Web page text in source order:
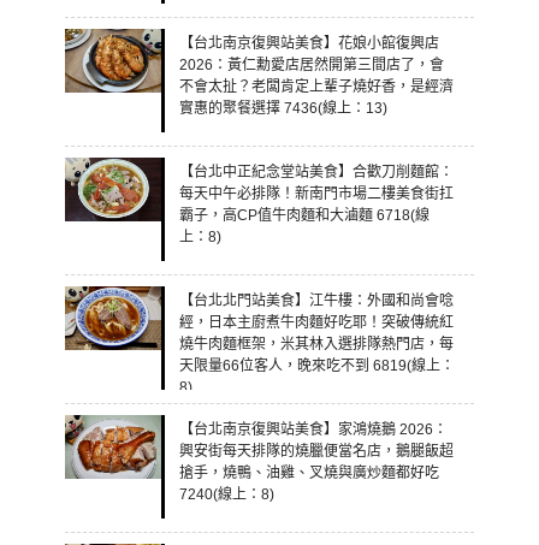
【台北南京復興站美食】花娘小館復興店
2026：黃仁勳愛店居然開第三間店了，會
不會太扯？老闆肯定上輩子燒好香，是經濟
實惠的聚餐選擇 7436(線上：13)
【台北中正紀念堂站美食】合歡刀削麵館：
每天中午必排隊！新南門市場二樓美食街扛
霸子，高CP值牛肉麵和大滷麵 6718(線
上：8)
【台北北門站美食】江牛樓：外國和尚會唸
經，日本主廚煮牛肉麵好吃耶！突破傳統紅
燒牛肉麵框架，米其林入選排隊熱門店，每
天限量66位客人，晚來吃不到 6819(線上：
8)
【台北南京復興站美食】家鴻燒鵝 2026：
興安街每天排隊的燒臘便當名店，鵝腿飯超
搶手，燒鴨、油雞、叉燒與廣炒麵都好吃
7240(線上：8)